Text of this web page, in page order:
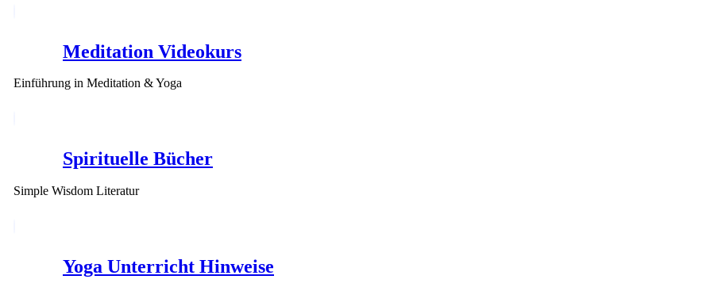
Meditation Videokurs
Einführung in Meditation & Yoga
Spirituelle Bücher
Simple Wisdom Literatur
Yoga Unterricht Hinweise